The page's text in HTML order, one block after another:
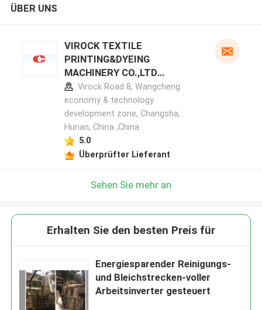
ÜBER UNS
VIROCK TEXTILE
PRINTING&DYEING
MACHINERY CO.,LTD
Herstellerprofil
Virock Road 8, Wangcheng
economy & technology
development zone, Changsha,
Hunan, China ,China
5.0
Überprüfter Lieferant
Sehen Sie mehr an
Erhalten Sie den besten Preis für
Energiesparender Reinigungs-
und Bleichstrecken-voller
Arbeitsinverter gesteuert